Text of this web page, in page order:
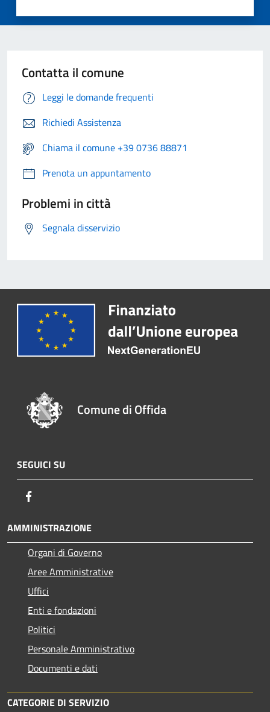
Contatta il comune
Leggi le domande frequenti
Richiedi Assistenza
Chiama il comune +39 0736 88871
Prenota un appuntamento
Problemi in città
Segnala disservizio
Comune di Offida
SEGUICI SU
AMMINISTRAZIONE
Organi di Governo
Aree Amministrative
Uffici
Enti e fondazioni
Politici
Personale Amministrativo
Documenti e dati
CATEGORIE DI SERVIZIO